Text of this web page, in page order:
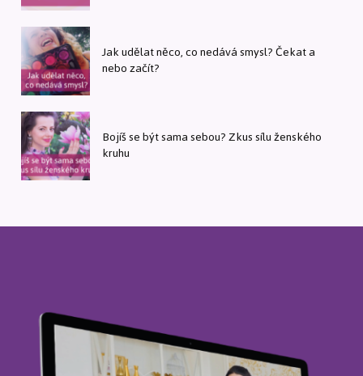
Jak udělat něco, co nedává smysl? Čekat a
nebo začít?
Bojíš se být sama sebou? Zkus sílu ženského
kruhu